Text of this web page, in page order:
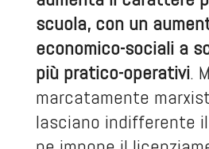
scuola, con un
economico-sociali a
più pratico-operativi.
marcatamente
lasciano indifferente